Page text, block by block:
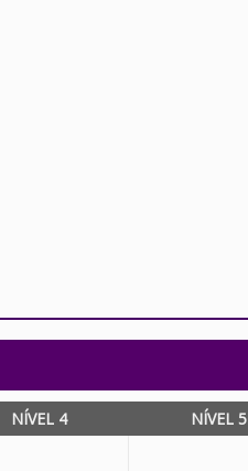
NÍVEL 4 NÍVEL 5